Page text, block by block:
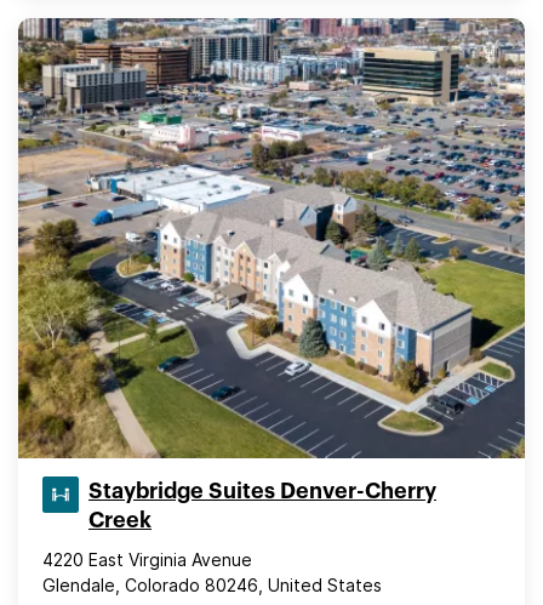
Staybridge Suites Denver-Cherry
Creek
4220 East Virginia Avenue
Glendale, Colorado 80246, United States